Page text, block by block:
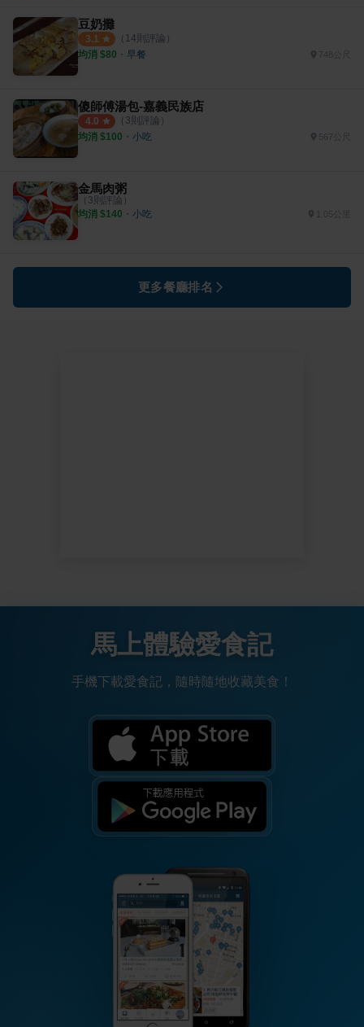
豆奶攤
3.1 （ 14則評論）
均消 $80 ・ 早餐 748公尺
傻師傅湯包-嘉義民族店
4.0 （ 3則評論）
均消 $100 ・ 小吃 567公尺
金馬肉粥
（ 3則評論）
均消 $140 ・ 小吃 1.05公里
更多餐廳排名
馬上體驗愛食記
手機下載愛食記，隨時隨地收藏美食！